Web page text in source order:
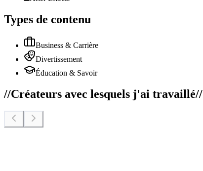
Types de contenu
Business & Carrière
Divertissement
Éducation & Savoir
//Créateurs avec lesquels j'ai travaillé//